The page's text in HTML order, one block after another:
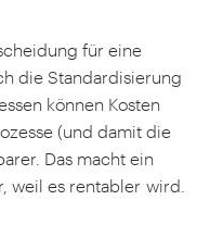
für eine
die Standardisierung
können Kosten
(und damit die
Das macht ein
weil es rentabler wird.